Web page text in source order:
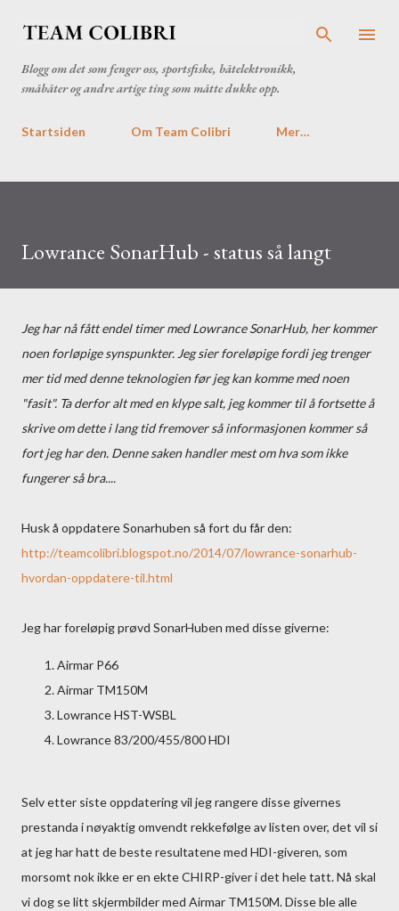
Blogg om det som fenger oss, sportsfiske, båtelektronikk,
småbåter og andre artige ting som måtte dukke opp.
Startsiden Om Team Colibri Mer…
Lowrance SonarHub - status så langt
Jeg har nå fått endel timer med Lowrance SonarHub, her kommer
noen forløpige synspunkter. Jeg sier foreløpige fordi jeg trenger
mer tid med denne teknologien før jeg kan komme med noen
"fasit". Ta derfor alt med en klype salt, jeg kommer til å fortsette å
skrive om dette i lang tid fremover så informasjonen kommer så
fort jeg har den. Denne saken handler mest om hva som ikke
fungerer så bra....
Husk å oppdatere Sonarhuben så fort du får den:
http://teamcolibri.blogspot.no/2014/07/lowrance-sonarhub-
hvordan-oppdatere-til.html
Jeg har foreløpig prøvd SonarHuben med disse giverne:
Airmar P66
Airmar TM150M
Lowrance HST-WSBL
Lowrance 83/200/455/800 HDI
Selv etter siste oppdatering vil jeg rangere disse givernes
prestanda i nøyaktig omvendt rekkefølge av listen over, det vil si
at jeg har hatt de beste resultatene med HDI-giveren, som
morsomt nok ikke er en ekte CHIRP-giver i det hele tatt. Nå skal
vi dog se litt skjermbilder med Airmar TM150M. Disse ble alle